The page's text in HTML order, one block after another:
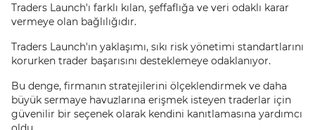
Traders Launch'ı farklı kılan, şeffaflığa ve veri odaklı karar
vermeye olan bağlılığıdır.
Traders Launch'ın yaklaşımı, sıkı risk yönetimi standartlarını
korurken trader başarısını desteklemeye odaklanıyor.
Bu denge, firmanın stratejilerini ölçeklendirmek ve daha
büyük sermaye havuzlarına erişmek isteyen traderlar için
güvenilir bir seçenek olarak kendini kanıtlamasına yardımcı